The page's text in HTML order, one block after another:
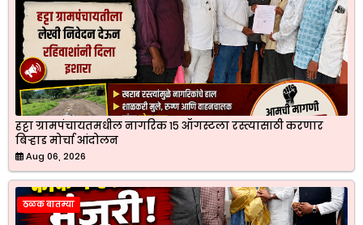
हट्टा ग्रामपंचायतमधील नागरिक १५ ऑगस्टला रस्त्यासाठी करणार
बिऱ्हाड मोर्चा आंदोलन
Aug 06, 2026
ठळक बातम्या